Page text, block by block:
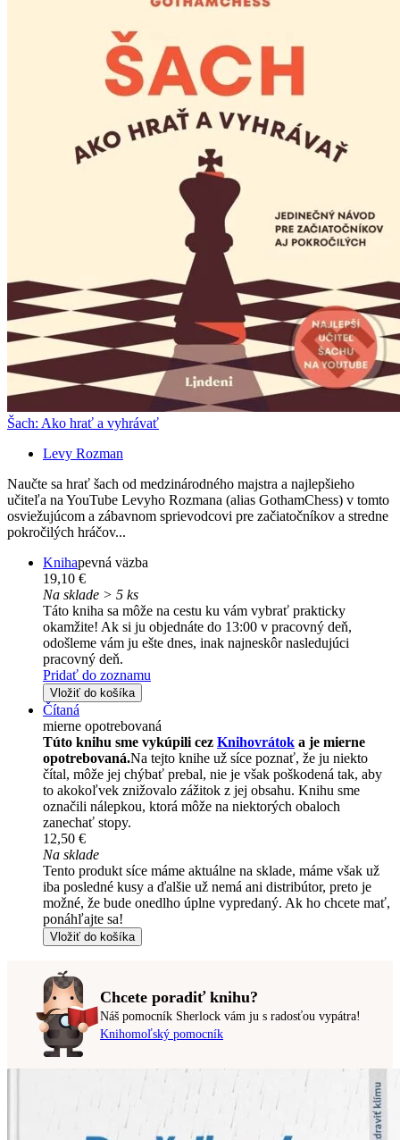
Šach: Ako hrať a vyhrávať
Levy Rozman
Naučte sa hrať šach od medzinárodného majstra a najlepšieho
učiteľa na YouTube Levyho Rozmana (alias GothamChess) v tomto
osviežujúcom a zábavnom sprievodcovi pre začiatočníkov a stredne
pokročilých hráčov...
Knihapevná väzba
19,10 €
Na sklade > 5 ks
Táto kniha sa môže na cestu ku vám vybrať prakticky
okamžite! Ak si ju objednáte do 13:00 v pracovný deň,
odošleme vám ju ešte dnes, inak najneskôr nasledujúci
pracovný deň.
Pridať do zoznamu
Vložiť do košíka
Čítaná
mierne opotrebovaná
Túto knihu sme vykúpili cez Knihovrátok a je mierne
opotrebovaná.Na tejto knihe už síce poznať, že ju niekto
čítal, môže jej chýbať prebal, nie je však poškodená tak, aby
to akokoľvek znižovalo zážitok z jej obsahu. Knihu sme
označili nálepkou, ktorá môže na niektorých obaloch
zanechať stopy.
12,50 €
Na sklade
Tento produkt síce máme aktuálne na sklade, máme však už
iba posledné kusy a ďalšie už nemá ani distribútor, preto je
možné, že bude onedlho úplne vypredaný. Ak ho chcete mať,
ponáhľajte sa!
Vložiť do košíka
Chcete poradiť knihu?
Náš pomocník Sherlock vám ju s radosťou vypátra!
Knihomoľský pomocník